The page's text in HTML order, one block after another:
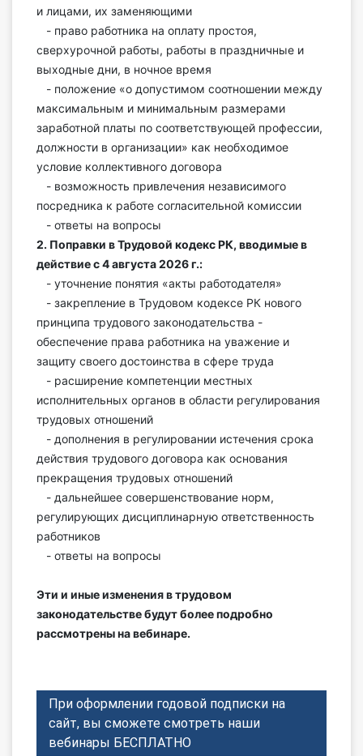
Интернет-магазин
О Системе
Обучение
Тарифы
Тестирование для
бухгалтера
и лицами, их заменяющими
- право работника на оплату простоя,
сверхурочной работы, работы в праздничные и
выходные дни, в ночное время
- положение «о допустимом соотношении между
максимальным и минимальным размерами
заработной платы по соответствующей профессии,
должности в организации» как необходимое
условие коллективного договора
- возможность привлечения независимого
посредника к работе согласительной комиссии
- ответы на вопросы
2. Поправки в Трудовой кодекс РК, вводимые в
действие с 4 августа 2026 г.:
- уточнение понятия «акты работодателя»
- закрепление в Трудовом кодексе РК нового
принципа трудового законодательства -
обеспечение права работника на уважение и
защиту своего достоинства в сфере труда
- расширение компетенции местных
исполнительных органов в области регулирования
трудовых отношений
- дополнения в регулировании истечения срока
действия трудового договора как основания
прекращения трудовых отношений
- дальнейшее совершенствование норм,
регулирующих дисциплинарную ответственность
работников
- ответы на вопросы
Эти и иные изменения в трудовом
законодательстве будут более подробно
рассмотрены на вебинаре.
При оформлении годовой подписки на
сайт, вы сможете смотреть наши
вебинары БЕСПЛАТНО